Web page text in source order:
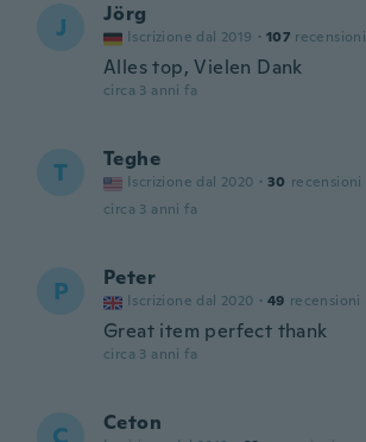
J Jörg
Iscrizione dal 2019 · 107 recensioni
Alles top, Vielen Dank
circa 3 anni fa
T Teghe
Iscrizione dal 2020 · 30 recensioni
circa 3 anni fa
P Peter
Iscrizione dal 2020 · 49 recensioni
Great item perfect thank
circa 3 anni fa
Ceton